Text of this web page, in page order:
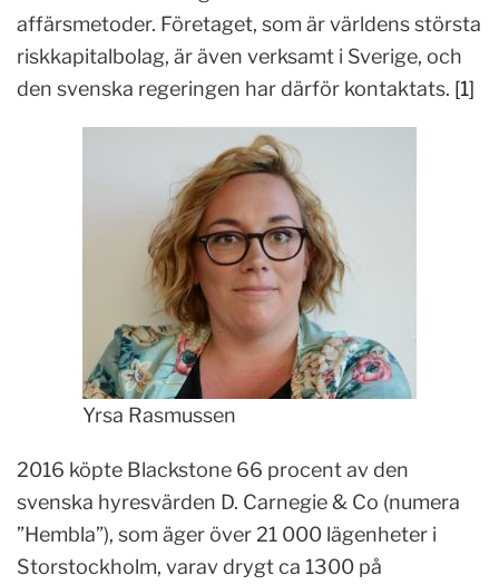
affärsmetoder. Företaget, som är världens största
riskkapitalbolag, är även verksamt i Sverige, och
den svenska regeringen har därför kontaktats. [1]
Yrsa Rasmussen
2016 köpte Blackstone 66 procent av den
svenska hyresvärden D. Carnegie & Co (numera
”Hembla”), som äger över 21 000 lägenheter i
Storstockholm, varav drygt ca 1300 på